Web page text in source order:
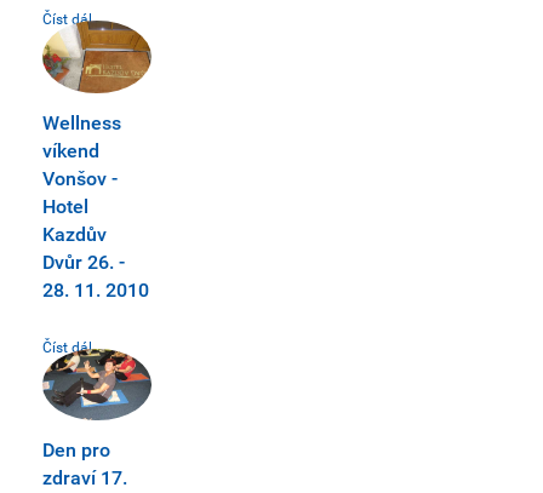
Číst dál...
Wellness
víkend
Vonšov -
Hotel
Kazdův
Dvůr 26. -
28. 11. 2010
Číst dál...
Den pro
zdraví 17.